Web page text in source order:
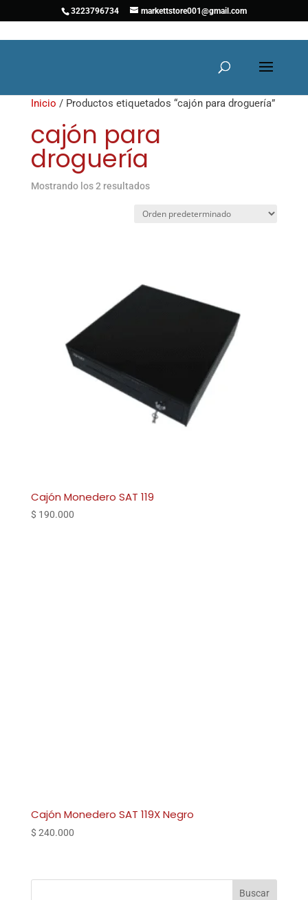
3223796734 markettstore001@gmail.com
Inicio / Productos etiquetados “cajón para droguería”
cajón para
droguería
Mostrando los 2 resultados
Cajón Monedero SAT 119
$ 190.000
Cajón Monedero SAT 119X Negro
$ 240.000
Buscar